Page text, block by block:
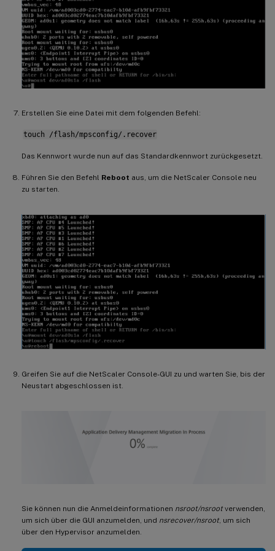
Erstellen Sie eine Datei mit dem folgenden Befehl:
touch /flash/mpsconfig/.recover
Das Kennwort wurde nun auf das Standardkennwort zurückgesetzt.
Führen Sie den Befehl Reboot aus, um die NetScaler Console neu
zu starten.
Greifen Sie auf die NetScaler Console-GUI zu und warten Sie, bis der
Neustart abgeschlossen ist.
Sie können nun die Anmeldeinformationen nsroot/nsrootverwenden,
um sich über die GUI anzumelden, und nsrecover/nsroot, um sich
über den Hypervisor anzumelden.